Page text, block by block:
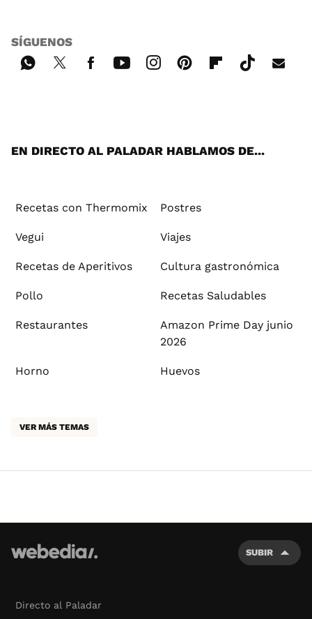
SÍGUENOS
EN DIRECTO AL PALADAR HABLAMOS DE...
Recetas con Thermomix Postres
Vegui Viajes
Recetas de Aperitivos Cultura gastronómica
Pollo Recetas Saludables
Restaurantes
Amazon Prime Day junio
2026
Horno Huevos
VER MÁS TEMAS
SUBIR
Directo al Paladar